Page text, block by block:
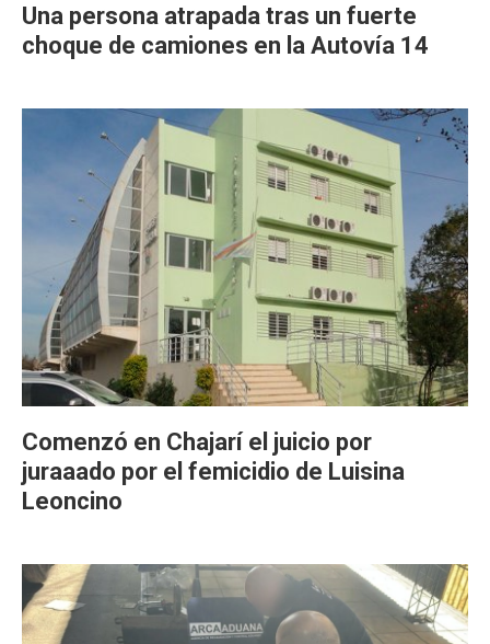
Una persona atrapada tras un fuerte
choque de camiones en la Autovía 14
Comenzó en Chajarí el juicio por
juraaado por el femicidio de Luisina
Leoncino